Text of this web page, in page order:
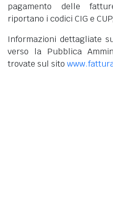
pagamento delle
riportano i codici CIG e
Informazioni dettagliate
verso la Pubblica
trovate sul sito